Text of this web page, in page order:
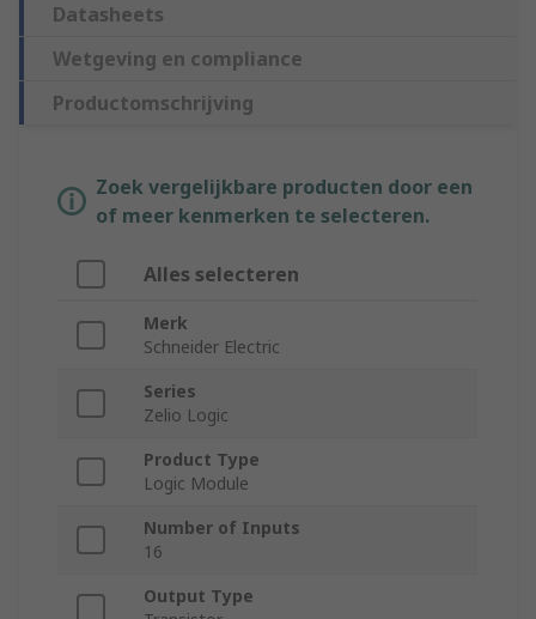
Datasheets
Wetgeving en compliance
Productomschrijving
Zoek vergelijkbare producten door een
of meer kenmerken te selecteren.
Alles selecteren
Merk
Schneider Electric
Series
Zelio Logic
Product Type
Logic Module
Number of Inputs
16
Output Type